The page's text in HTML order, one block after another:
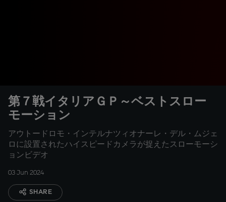
第７戦イタリアＧＰ～ベストスロー
モーション
アウトードロモ・インテルナツィオナーレ・デル・ムジェ
ロに設置されたハイスピードカメラが捉えたスローモーシ
ョンビデオ
03 Jun 2024
SHARE